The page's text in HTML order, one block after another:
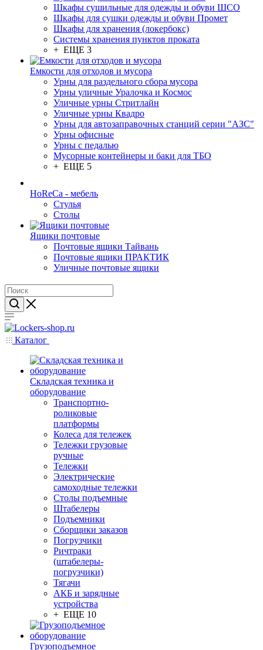
Шкафы сушильные для одежды и обуви ШСО
Шкафы для сушки одежды и обуви Промет
Шкафы для хранения (локербокс)
Системы хранения пунктов проката
+ ЕЩЕ 3
Емкости для отходов и мусора
Урны для раздельного сбора мусора
Урны уличные Уралочка и Космос
Уличные урны Стритлайн
Уличные урны Квадро
Урны для автозаправочных станций серии "АЗС"
Урны офисные
Урны с педалью
Мусорные контейнеры и баки для ТБО
+ ЕЩЕ 5
HoReCa - мебель
Стулья
Столы
Ящики почтовые
Почтовые ящики Тайвань
Почтовые ящики ПРАКТИК
Уличные почтовые ящики
Каталог
Складская техника и
оборудование
Транспортно-
роликовые
платформы
Колеса для тележек
Тележки грузовые
ручные
Тележки
Электрические
самоходные тележки
Столы подъемные
Штабелеры
Подъемники
Сборщики заказов
Погрузчики
Ричтраки
(штабелеры-
погрузчики)
Тягачи
АКБ и зарядные
устройства
+ ЕЩЕ 10
Грузоподъемное